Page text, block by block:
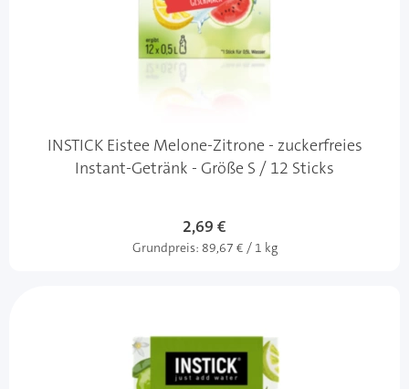
INSTICK Eistee Melone-Zitrone - zuckerfreies
Instant-Getränk - Größe S / 12 Sticks
2,69 €
Grundpreis: 89,67 € / 1 kg